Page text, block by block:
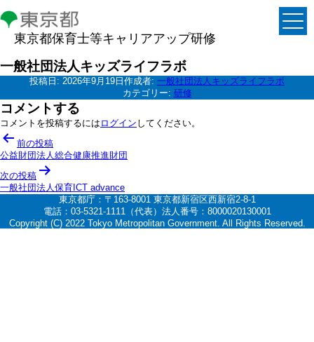
東京都保育士等キャリアアップ研修
一般社団法人キッズライフラボ
投稿日: 2026年9月19日 作成者: 一般社団法人キッズライフラボ
カテゴリー: 研修
コメントする
コメントを投稿するには ログイン してください。
投
稿
ナ
ビ
ー
前の投稿
公益財団法人総合健康推進財団
次の投稿
一般社団法人保育ICT advance
東京都庁：〒163-8001 東京都新宿区西新宿2-8-1
電話：03-5321-1111（代表）法人番号：8000020130001
Copyright (C) 2022 Tokyo Metropolitan Government. All Rights Reserved.